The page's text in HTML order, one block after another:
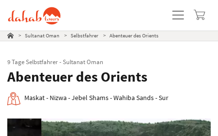
> Sultanat Oman > Selbstfahrer > Abenteuer des Orients
Termine
Kundenbewertungen Beliebte Reisen
9 Tage Selbstfahrer - Sultanat Oman
Abenteuer des Orients
Maskat - Nizwa - Jebel Shams - Wahiba Sands - Sur